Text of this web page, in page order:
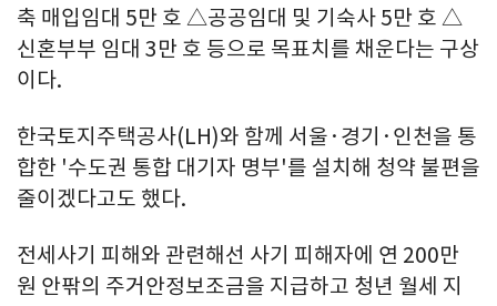
축 매입임대 5만 호 △공공임대 및 기숙사 5만 호 △
신혼부부 임대 3만 호 등으로 목표치를 채운다는 구상
이다.
한국토지주택공사(LH)와 함께 서울·경기·인천을 통
합한 '수도권 통합 대기자 명부'를 설치해 청약 불편을
줄이겠다고도 했다.
전세사기 피해와 관련해선 사기 피해자에 연 200만
원 안팎의 주거안정보조금을 지급하고 청년 월세 지